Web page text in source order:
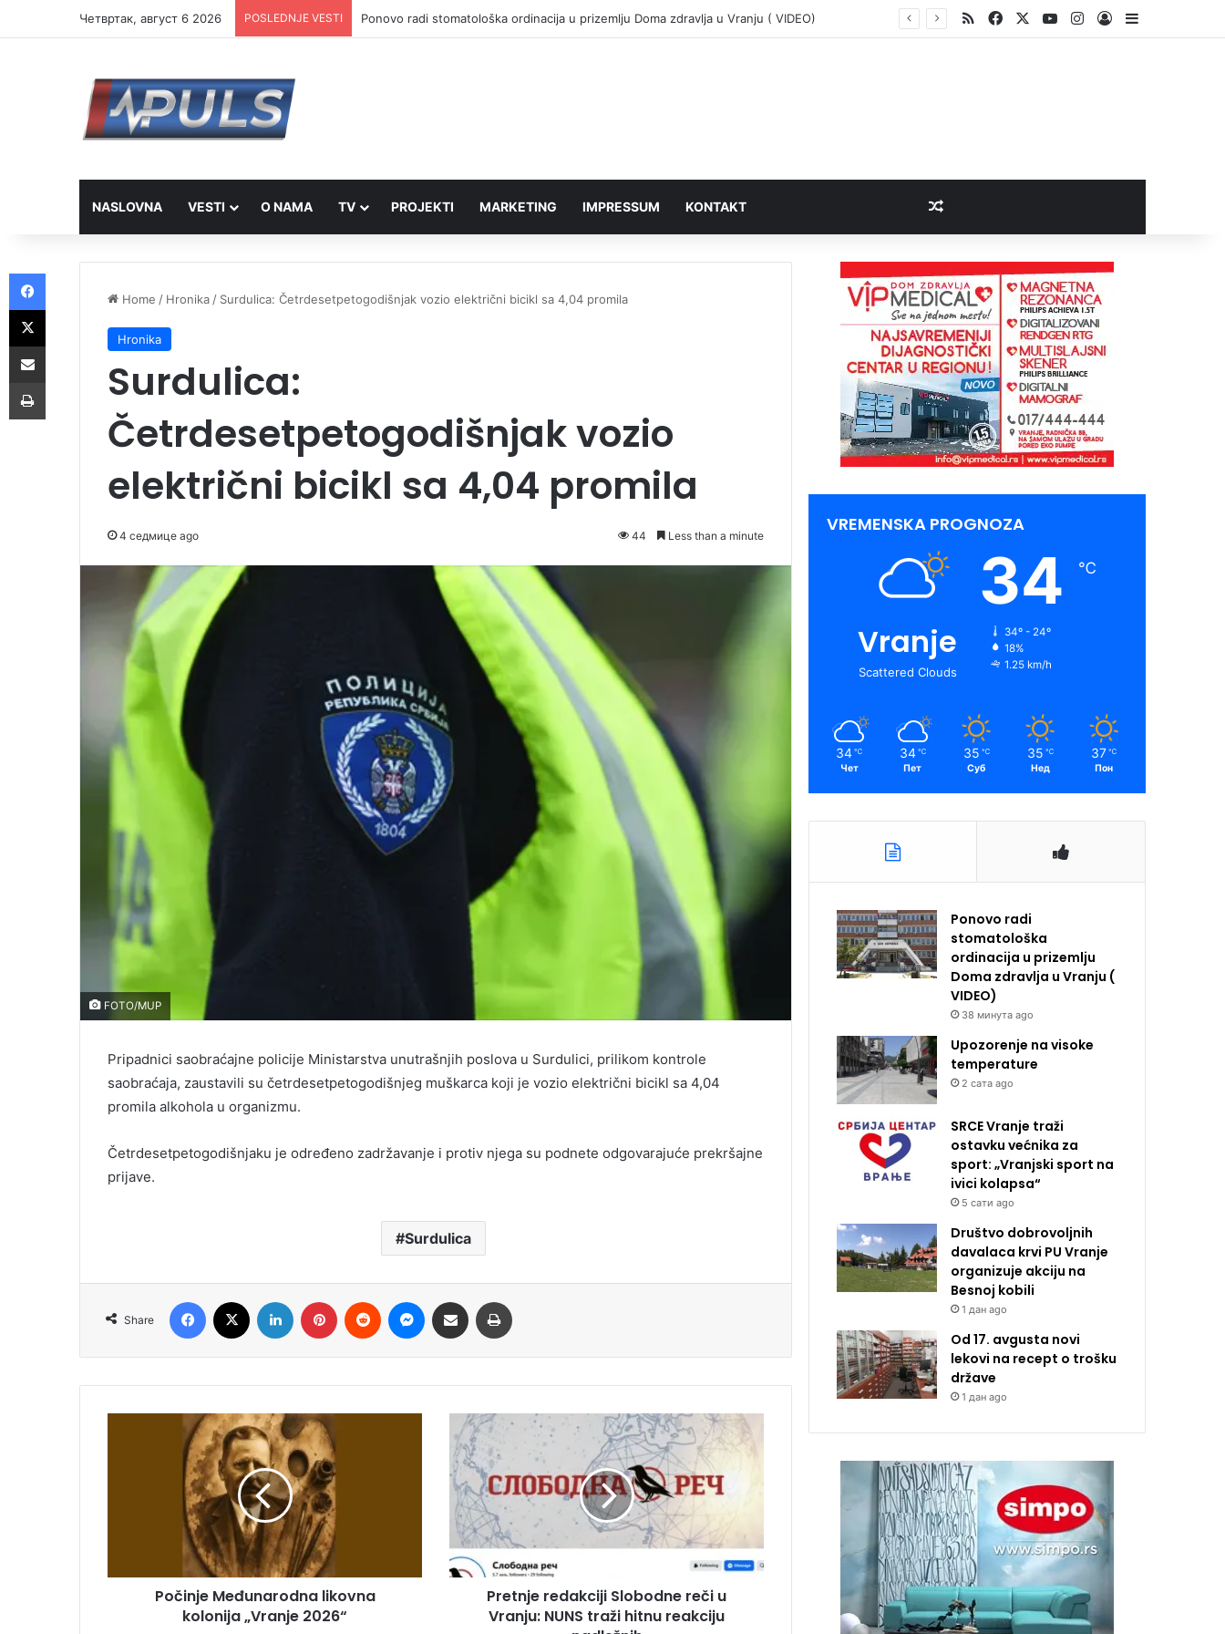
Четвртак, август 6 2026 POSLEDNJE VESTI Ponovo radi stomatološka ordinacija u prizemlju Doma zdravlja u Vranju ( VIDEO) RSSFacebookYouTubeInstagram
Log InSidebar
NASLOVNA VESTI O NAMA TV PROJEKTI MARKETING IMPRESSUM KONTAKT Random Article
Home / Hronika / Surdulica: Četrdesetpetogodišnjak vozio električni bicikl sa 4,04 promila
Hronika
Surdulica:
Četrdesetpetogodišnjak vozio
električni bicikl sa 4,04 promila
4 седмице ago 44 Less than a minute
FOTO/MUP
Pripadnici saobraćajne policije Ministarstva unutrašnjih poslova u Surdulici, prilikom kontrole
saobraćaja, zaustavili su četrdesetpetogodišnjeg muškarca koji je vozio električni bicikl sa 4,04
promila alkohola u organizmu.
Četrdesetpetogodišnjaku je određeno zadržavanje i protiv njega su podnete odgovarajuće prekršajne
prijave.
Surdulica
Share
Facebook LinkedIn Pinterest Reddit Messenger
Share via Email
Počinje Međunarodna likovna
kolonija „Vranje 2026“
Pretnje redakciji Slobodne reči u
Vranju: NUNS traži hitnu reakciju
VREMENSKA PROGNOZA
Vranje
Scattered Clouds
34 ℃
34º - 24º
18%
1.25 km/h
34 ℃
Чет
34 ℃
Пет
35 ℃
Суб
35 ℃
Нед
37 ℃
Пон
Ponovo radi
stomatološka
ordinacija u prizemlju
Doma zdravlja u Vranju (
VIDEO)
38 минута ago
Upozorenje na visoke
temperature
2 сата ago
SRCE Vranje traži
ostavku većnika za
sport: „Vranjski sport na
ivici kolapsa“
5 сати ago
Društvo dobrovoljnih
davalaca krvi PU Vranje
organizuje akciju na
Besnoj kobili
1 дан ago
Od 17. avgusta novi
lekovi na recept o trošku
države
1 дан ago
Facebook
X
Share via Email